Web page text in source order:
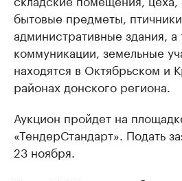
бытовые предметы, птичники,
административные здания, а
коммуникации, земельные
находятся в Октябрьском и
районах донского региона.
Аукцион пройдет на
«ТендерСтандарт». Подать
23 ноября.